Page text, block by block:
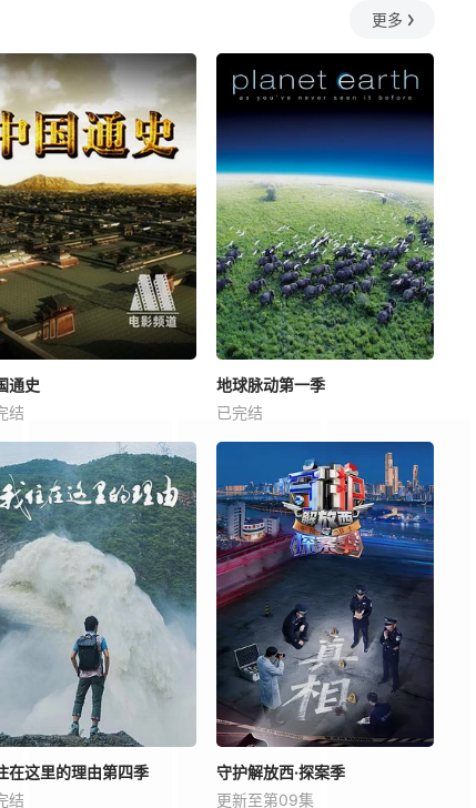
更多
通史
结
地球脉动第一季
已完结
在这里的理由第四季
结
守护解放西·探案季
更新至第09集